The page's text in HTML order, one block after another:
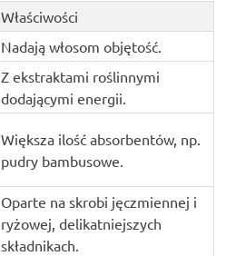
Właściwości
Nadają włosom objętość.
Z ekstraktami roślinnymi
dodającymi energii.
Większa ilość absorbentów, np.
pudry bambusowe.
Oparte na skrobi jęczmiennej i
ryżowej, delikatniejszych
składnikach.